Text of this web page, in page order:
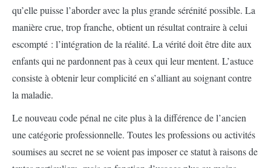
qu’elle puisse l’aborder avec la plus grande sérénité possible. La
manière crue, trop franche, obtient un résultat contraire à celui
escompté : l’intégration de la réalité. La vérité doit être dite aux
enfants qui ne pardonnent pas à ceux qui leur mentent. L’astuce
consiste à obtenir leur complicité en s’alliant au soignant contre
la maladie.
Le nouveau code pénal ne cite plus à la différence de l’ancien
une catégorie professionnelle. Toutes les professions ou activités
soumises au secret ne se voient pas imposer ce statut à raisons de